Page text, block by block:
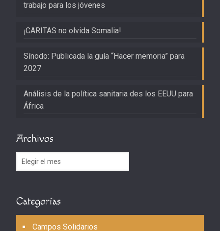
trabajo para los jóvenes
¡CARITAS no olvida Somalia!
Sínodo: Publicada la guía “Hacer memoria” para
2027
Análisis de la política sanitaria des los EEUU para
África
Archivos
Archivos
Categorías
Campos Solidarios